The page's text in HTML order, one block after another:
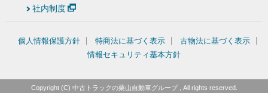
社内制度
個人情報保護方針 特商法に基づく表示
古物法に基づく表示
情報セキュリティ基本方針
Copyright (C) 中古トラックの栗山自動車グループ, All rights reserved.